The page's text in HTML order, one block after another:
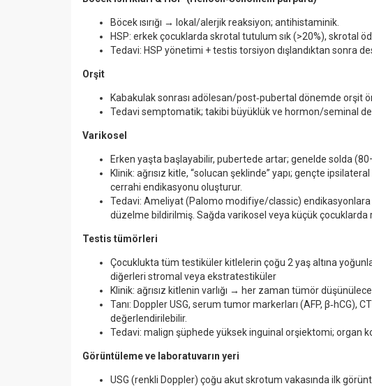
Böcek ısırığı → lokal/alerjik reaksiyon; antihistaminik.
HSP: erkek çocuklarda skrotal tutulum sık (>20%), skrotal
Tedavi: HSP yönetimi + testis torsiyon dışlandıktan sonra
Orşit
Kabakulak sonrası adölesan/post‑pubertal dönemde orşit
Tedavi semptomatik; takibi büyüklük ve hormon/seminal
Varikosel
Erken yaşta başlayabilir, pubertede artar; genelde solda
Klinik: ağrısız kitle, “solucan şeklinde” yapı; gençte
cerrahi endikasyonu oluşturur.
Tedavi: Ameliyat (Palomo modifiye/classic)
düzelme bildirilmiş. Sağda varikosel veya küçük
Testis tümörleri
Çocuklukta tüm testiküler kitlelerin çoğu 2 yaş altına
diğerleri stromal veya ekstratestiküler
Klinik: ağrısız kitlenin varlığı → her zaman tümör
Tanı: Doppler USG, serum tumor markerları (AFP, β‑hCG),
değerlendirilebilir.
Tedavi: malign şüphede yüksek inguinal orşiektomi; organ
Görüntüleme ve laboratuvarın yeri
USG (renkli Doppler) çoğu akut skrotum vakasında ilk